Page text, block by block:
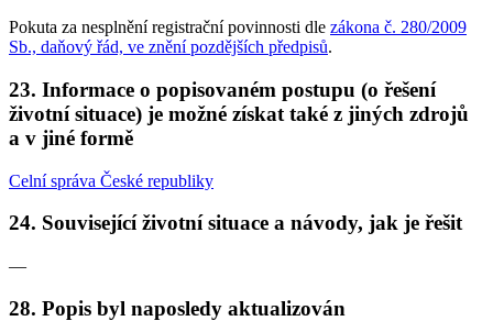
Pokuta za nesplnění registrační povinnosti dle zákona č. 280/2009
Sb., daňový řád, ve znění pozdějších předpisů.
23. Informace o popisovaném postupu (o řešení
životní situace) je možné získat také z jiných zdrojů
a v jiné formě
Celní správa České republiky
24. Související životní situace a návody, jak je řešit
—
28. Popis byl naposledy aktualizován